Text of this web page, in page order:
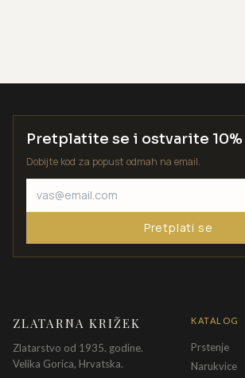
Pretplatite se i ostvarite
Dobijte kod za popust odmah na email.
Pretplati se
ZLATARNA KRIŽEK
Zlatarstvo od 1935. godine.
Velika Gorica, Hrvatska.
KATALOG
Prstenje
Narukvice